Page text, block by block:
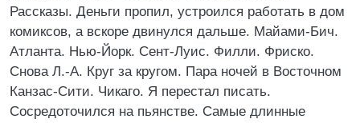
Рассказы. Деньги пропил, устроился работать в дом
комиксов, а вскоре двинулся дальше. Майами-Бич.
Атланта. Нью-Йорк. Сент-Луис. Филли. Фриско.
Снова Л.-А. Круг за кругом. Пара ночей в Восточном
Канзас-Сити. Чикаго. Я перестал писать.
Сосредоточился на пьянстве. Самые длинные